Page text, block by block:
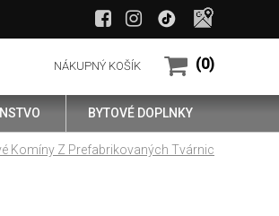
BYTOVÉ DOPLNKY
NÁKUPNÝ KOŠÍK (0)
Komíny Z Prefabrikovaných Tvárnic